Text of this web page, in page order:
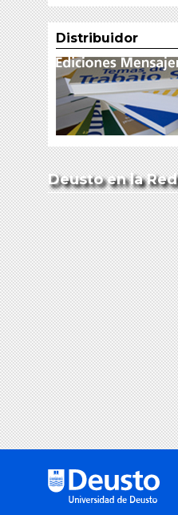
Distribuidor
Deusto en la Red